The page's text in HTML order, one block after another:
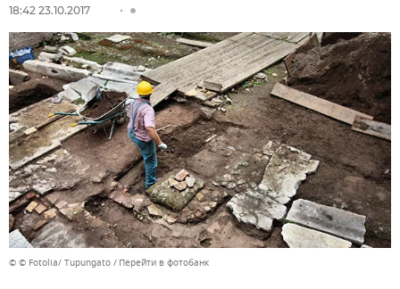
18:42 23.10.2017
© © Fotolia/ Tupungato Перейти в фотобанк